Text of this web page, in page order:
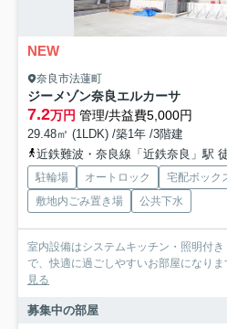
NEW
奈良市法蓮町
ジーメゾン奈良エルカーサ
7.2万円 管理/共益費5,000円
29.48㎡ (1LDK) /築1年 /3階建
近鉄難波・奈良線「近鉄奈良」駅
駐輪場 オートロック 宅配ボック
敷地内ごみ置き場
公共下水
室内設備はシステムキッチン・照明付
で、快適に過ごしやすいお部屋になり
見る
募集中の部屋